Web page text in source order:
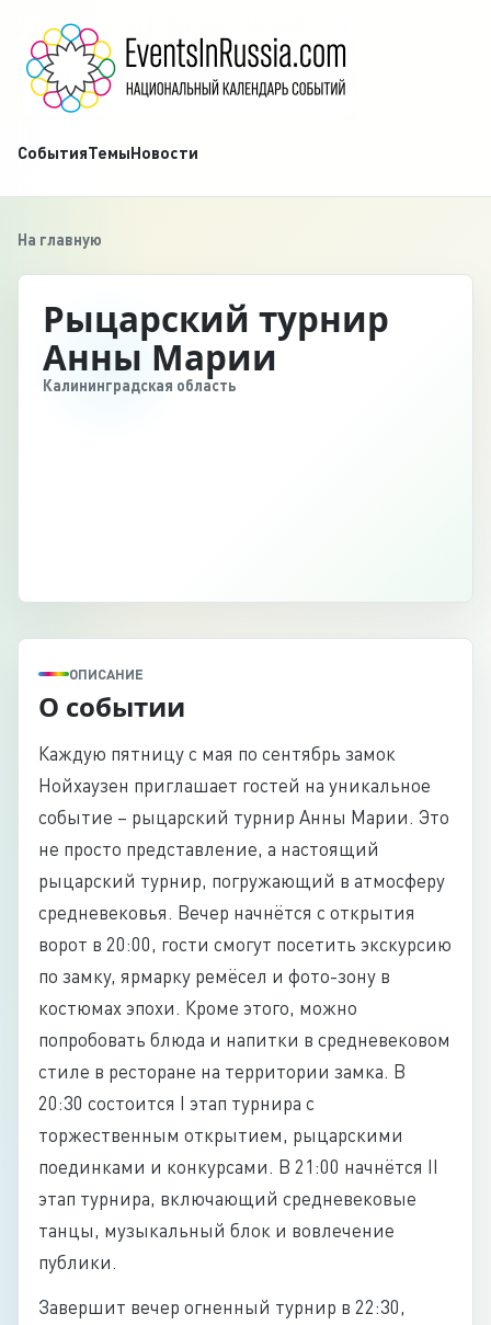
СобытияТемыНовости
На главную
Рыцарский турнир
Анны Марии
Калининградская область
ОПИСАНИЕ
О событии
Каждую пятницу с мая по сентябрь замок
Нойхаузен приглашает гостей на уникальное
событие – рыцарский турнир Анны Марии. Это
не просто представление, а настоящий
рыцарский турнир, погружающий в атмосферу
средневековья. Вечер начнётся с открытия
ворот в 20:00, гости смогут посетить экскурсию
по замку, ярмарку ремёсел и фото-зону в
костюмах эпохи. Кроме этого, можно
попробовать блюда и напитки в средневековом
стиле в ресторане на территории замка. В
20:30 состоится I этап турнира с
торжественным открытием, рыцарскими
поединками и конкурсами. В 21:00 начнётся II
этап турнира, включающий средневековые
танцы, музыкальный блок и вовлечение
публики.
Завершит вечер огненный турнир в 22:30,